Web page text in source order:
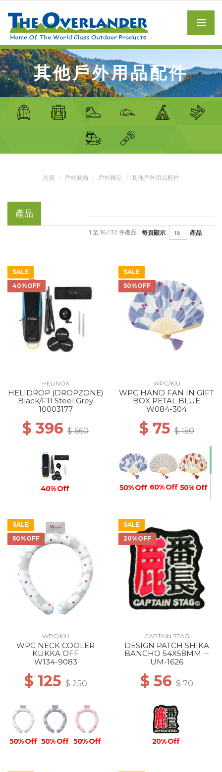
其他戶外用品配件
首頁 戶外裝備 戶外雜品 其他戶外用品配件
產品
每頁顯示 產品
1 至 16 / 32 件產品
SALE
40%OFF
HELINOX
HELIDROP (DROPZONE)
Black/F11 Steel Grey
10003177
$ 396 $ 660
40% Off
SALE
50%OFF
WPC/KIU
WPC HAND FAN IN GIFT
BOX PETAL BLUE
W084-304
$ 75$ 150
50% Off 60% Off 50% Off
40% Off
SALE
50%OFF
WPC/KIU
WPC NECK COOLER
KUKKA OFF
W134-9083
$ 125$ 250
50% Off 50% Off 50% Off
SALE
20%OFF
CAPTAIN STAG
DESIGN PATCH SHIKA
BANCHO 54X58MM --
UM-1626
$ 56$ 70
20% Off